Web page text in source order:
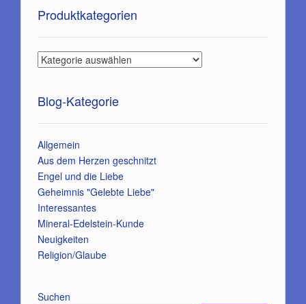
Produktkategorien
Blog-Kategorie
Allgemein
Aus dem Herzen geschnitzt
Engel und die Liebe
Geheimnis "Gelebte Liebe"
Interessantes
Mineral-Edelstein-Kunde
Neuigkeiten
Religion/Glaube
Suchen